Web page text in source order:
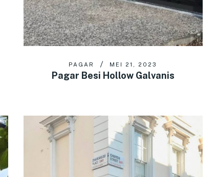
PAGAR MEI 21, 2023
Pagar Besi Hollow Galvanis